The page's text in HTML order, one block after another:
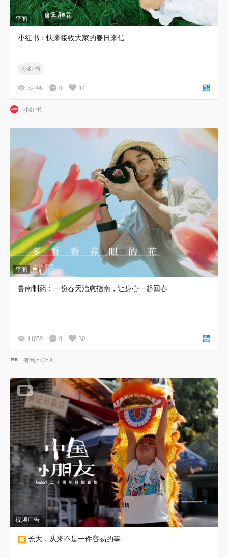
平面
小红书：快来接收大家的春日来信
小红书
52798 0 14
小红书
平面
鲁南制药：一份春天治愈指南，让身心一起回春
11059 0 30
有氧YOYA
视频广告
长大，从来不是一件容易的事